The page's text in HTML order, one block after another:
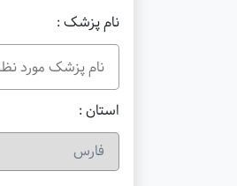
نام پزشک :
استان :